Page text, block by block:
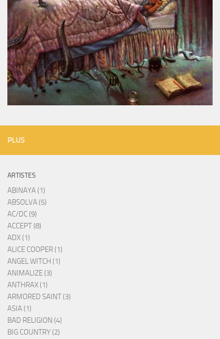
PLUS
ARTISTES
ABINAYA (1)
ABSOLVA (5)
AC/DC (9)
ACCEPT (8)
ADX (1)
ALICE COOPER (1)
ANGEL WITCH (1)
ANIMALIZE (3)
ANTHRAX (1)
ARMORED SAINT (3)
ASIA (1)
BAD RELIGION (4)
BIG COUNTRY (2)